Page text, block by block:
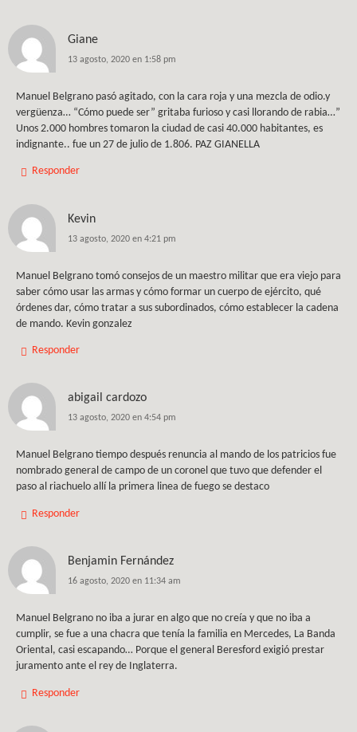
Giane
13 agosto, 2020 en 1:58 pm
Manuel Belgrano pasó agitado, con la cara roja y una mezcla de odio.y
vergüenza… “Cómo puede ser” gritaba furioso y casi llorando de rabia…”
Unos 2.000 hombres tomaron la ciudad de casi 40.000 habitantes, es
indignante.. fue un 27 de julio de 1.806. PAZ GIANELLA
Responder
Kevin
13 agosto, 2020 en 4:21 pm
Manuel Belgrano tomó consejos de un maestro militar que era viejo para
saber cómo usar las armas y cómo formar un cuerpo de ejército, qué
órdenes dar, cómo tratar a sus subordinados, cómo establecer la cadena
de mando. Kevin gonzalez
Responder
abigail cardozo
13 agosto, 2020 en 4:54 pm
Manuel Belgrano tiempo después renuncia al mando de los patricios fue
nombrado general de campo de un coronel que tuvo que defender el
paso al riachuelo allí la primera linea de fuego se destaco
Responder
Benjamin Fernández
16 agosto, 2020 en 11:34 am
Manuel Belgrano no iba a jurar en algo que no creía y que no iba a
cumplir, se fue a una chacra que tenía la familia en Mercedes, La Banda
Oriental, casi escapando… Porque el general Beresford exigió prestar
juramento ante el rey de Inglaterra.
Responder